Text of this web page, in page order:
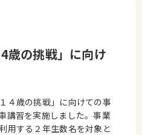
歳の挑戦」に向け
４歳の挑戦」に向けての事
講習を実施しました。事業
用する２年生数名を対象と